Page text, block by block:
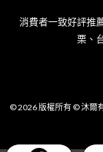
消費者一致好評推
栗、
© 2026 版權所有 © 沐爾有